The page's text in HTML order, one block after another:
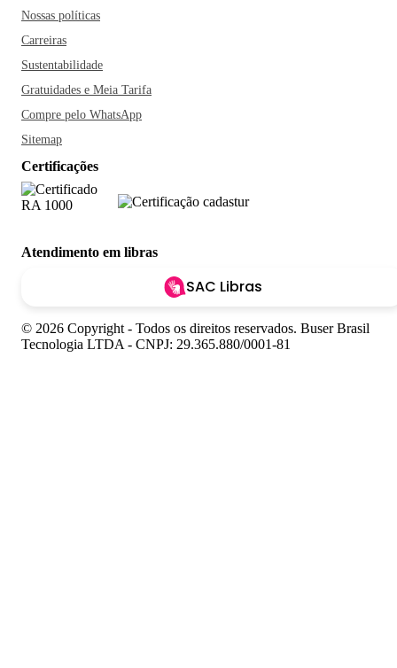
Nossas políticas
Carreiras
Sustentabilidade
Gratuidades e Meia Tarifa
Compre pelo WhatsApp
Sitemap
Certificações
Atendimento em libras
SAC Libras
© 2026 Copyright - Todos os direitos reservados. Buser Brasil
Tecnologia LTDA - CNPJ: 29.365.880/0001-81